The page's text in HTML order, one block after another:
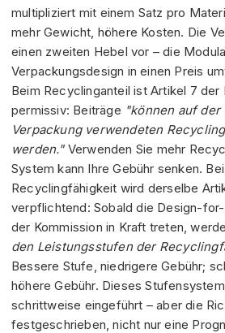
multipliziert mit einem Satz pro
mehr Gewicht, höhere Kosten. Die
einen zweiten Hebel vor – die
Verpackungsdesign in einen Preis
Beim Recyclinganteil ist Artikel 7 der
permissiv: Beiträge "können auf der
Verpackung verwendeten
werden."Verwenden Sie mehr
System kann Ihre Gebühr senken.
Recyclingfähigkeit wird derselbe
verpflichtend: Sobald die Design-
der Kommission in Kraft treten,
den Leistungsstufen der
Bessere Stufe, niedrigere Gebühr;
höhere Gebühr. Dieses
schrittweise eingeführt – aber die
festgeschrieben, nicht nur eine